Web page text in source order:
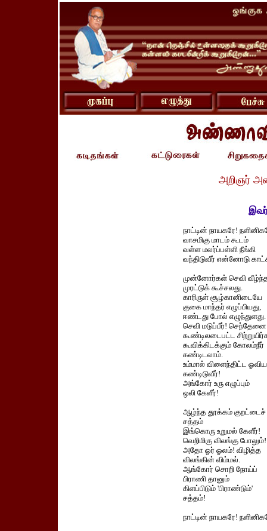
அறிஞர்
நாட்டின் நாயகரே!
வாசமிகு மாடம் கூடம்
வள்ள மலர்ப்பள்ளி நீங்கி
வந்திடுவீர் என்னோடு
முன்னோர்கள் செவி
முரட்டுக் கூச்சலது.
காரிருள் சூழ்கானிடையே
குகை மாந்தர் எழுப்பியது,
ஈண்டது போல் எழுந்துளது.
செவி மடுப்பீர்!
கூண்டிலடைபட்ட
கூவிக்கிடக்கும் கோலம்நீர்
கண்டிடலாம்.
உம்மால் விளைந்திட்ட
கண்டிடுவீர்!
அங்கோர் உரு எழுப்பும்
ஒலி கேளீர்!
ஆழ்ந்த தூக்கம் குறட்டைச்
சத்தம்
இங்கொரு உறுமல் கேளீர்!
வெறிமிகு விலங்கு போலும்!
அதோ ஓர் ஓலம்! விழித்த
விலங்கின் விம்மல்.
ஆங்கோர் சொறி நோய்ப்
பிராணி தானும்
கிளப்பிடும் 'பிராண்டும்'
சத்தம்!
நாட்டின் நாயகரே!